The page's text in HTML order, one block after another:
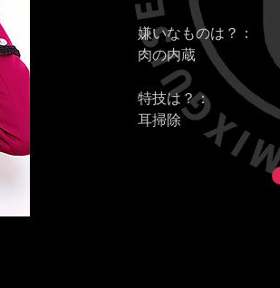
嫌いなものは？：
肉の内蔵
特技は？：
耳掃除